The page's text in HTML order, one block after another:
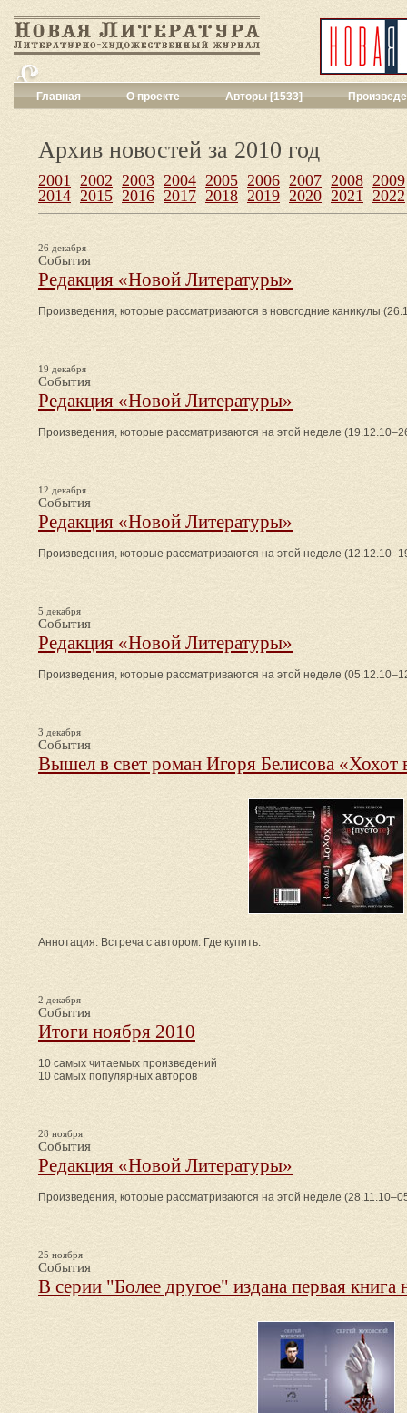
Главная О проекте Авторы [1533]
Переводы
Публицистика
Рассказы
Архив новостей за 2010 год
2001 2002 2003 2004 2005 2006 2007 2008 2009
2014 2015 2016 2017 2018 2019 2020 2021 2022
26 декабря
События
Редакция «Новой Литературы»
Произведения, которые рассматриваются в новогодние каникулы
19 декабря
События
Редакция «Новой Литературы»
Произведения, которые рассматриваются на этой неделе
12 декабря
События
Редакция «Новой Литературы»
Произведения, которые рассматриваются на этой неделе
5 декабря
События
Редакция «Новой Литературы»
Произведения, которые рассматриваются на этой неделе
3 декабря
События
Вышел в свет роман Игоря Белисова «Хохот
Аннотация. Встреча с автором. Где купить.
2 декабря
События
Итоги ноября 2010
10 самых читаемых произведений
10 самых популярных авторов
28 ноября
События
Редакция «Новой Литературы»
Произведения, которые рассматриваются на этой неделе
25 ноября
События
В серии "Более другое" издана первая книга